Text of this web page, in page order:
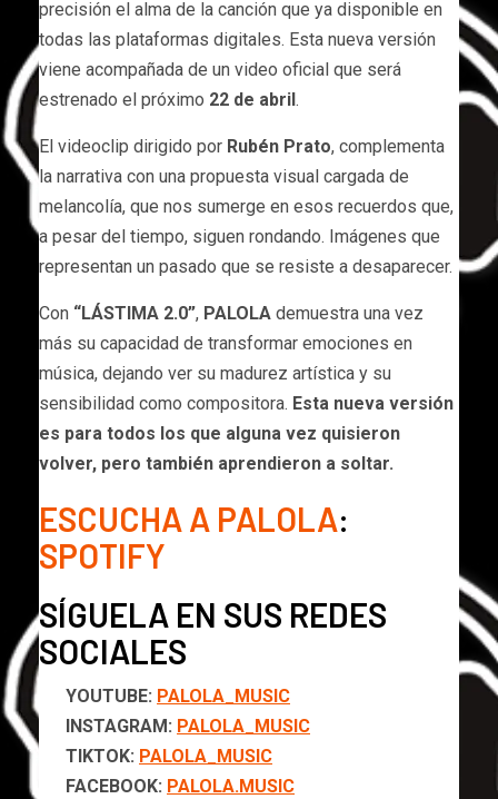
precisión el alma de la canción que ya disponible en
todas las plataformas digitales. Esta nueva versión
viene acompañada de un video oficial que será
estrenado el próximo 22 de abril.
El videoclip dirigido por Rubén Prato, complementa
la narrativa con una propuesta visual cargada de
melancolía, que nos sumerge en esos recuerdos que,
a pesar del tiempo, siguen rondando. Imágenes que
representan un pasado que se resiste a desaparecer.
Con “LÁSTIMA 2.0”, PALOLA demuestra una vez
más su capacidad de transformar emociones en
música, dejando ver su madurez artística y su
sensibilidad como compositora. Esta nueva versión
es para todos los que alguna vez quisieron
volver, pero también aprendieron a soltar.
ESCUCHA A PALOLA:
SPOTIFY
SÍGUELA EN SUS REDES
SOCIALES
YOUTUBE: PALOLA_MUSIC
INSTAGRAM: PALOLA_MUSIC
TIKTOK: PALOLA_MUSIC
FACEBOOK: PALOLA.MUSIC